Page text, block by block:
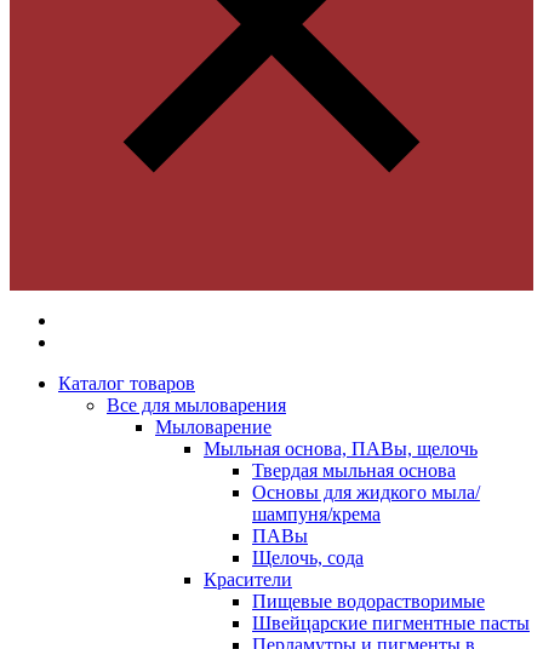
Каталог товаров
Все для мыловарения
Мыловарение
Мыльная основа, ПАВы, щелочь
Твердая мыльная основа
Основы для жидкого мыла/
шампуня/крема
ПАВы
Щелочь, сода
Красители
Пищевые водорастворимые
Швейцарские пигментные пасты
Перламутры и пигменты в